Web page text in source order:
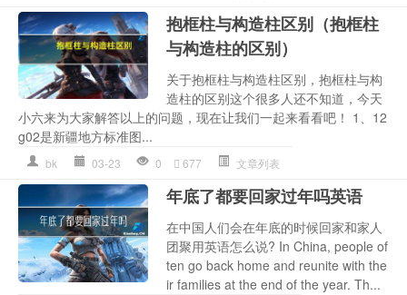
抱框柱与构造柱区别（抱框柱
与构造柱的区别）
关于抱框柱与构造柱区别，抱框柱与构
造柱的区别这个很多人还不知道，今天
小六来为大家解答以上的问题，现在让我们一起来看看吧！ 1、12
g02是新疆地方标准图...
bk 03-23 0 677 文章列表
年底了都要回家过年吗英语
在中国人们会在年底的时候回家和家人
团聚用英语怎么说? In China, people of
ten go back home and reunite with the
ir families at the end of the year. Th...